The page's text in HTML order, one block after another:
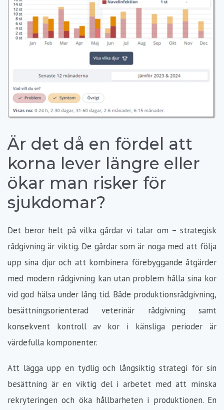
Är det då en fördel att
korna lever längre eller
ökar man risker för
sjukdomar?
Det beror helt på vilka gårdar vi talar om – strategisk
rådgivning är viktig. De gårdar som är noga med att följa
upp sina djur och att kombinera förebyggande åtgärder
med modern rådgivning kan utan problem hålla sina kor
vid god hälsa under lång tid. Både produktionsrådgivning,
besättningsorienterad veterinär rådgivning samt
konsekvent kontroll av kor i känsliga perioder är
värdefulla komponenter.
Att lägga upp en tydlig och långsiktig strategi för sin
besättning är en viktig del i arbetet med att minska
rekryteringen och öka hållbarheten i produktionen. En